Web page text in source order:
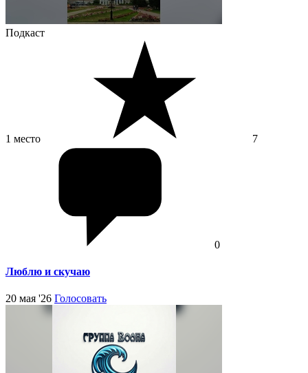
Подкаст
1 место 7
0
Люблю и скучаю
20 мая '26 Голосовать